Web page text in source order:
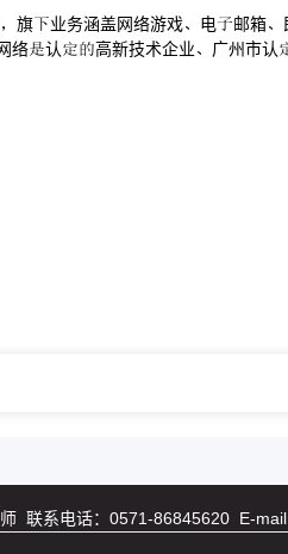
业务涵盖网络游戏电邮箱
络认高新技术企业广州市
联系电话：0571-86845620 E-